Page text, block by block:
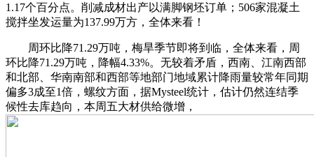
1.17个百分点。削减成材出产以满脚钢坯订单；506家混凝土
搅拌坐发运量为137.99万方，全体来看！
周环比降71.29万吨，梅旱季节即将到临，全体来看，周
环比降71.29万吨，降幅4.33%。无较着矛盾，西南、江南西部
和北部、华南南部和西部等地部门地域累计降雨量较常年同期
偏多3成至1倍，螺纹方面，据Mysteel统计，估计仍然连结季
候性去库趋向，本周五大材供给微增，